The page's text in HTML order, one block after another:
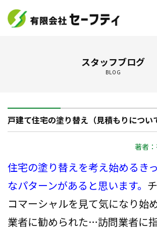
セーフティについて
ご契約までの流れ
お客さまの声
スタッフブログ
BLOG
戸建て住宅の塗り替え（見積もりについ
著者
住宅の塗り替えを考え始めるき
なパターンがあると思います。
コマーシャルを見て気になり始
業者に勧められた…訪問業者に